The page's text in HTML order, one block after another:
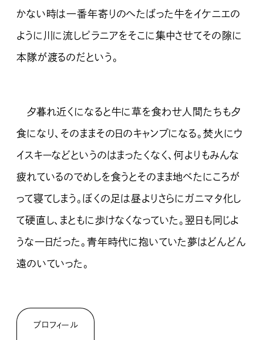
かない時は一番年寄りのへたばった牛をイケニエの
ように川に流しピラニアをそこに集中させてその隙に
本隊が渡るのだという。
夕暮れ近くになると牛に草を食わせ人間たちも夕
食になり、そのままその日のキャンプになる。焚火にウ
イスキーなどというのはまったくなく、何よりもみんな
疲れているのでめしを食うとそのまま地べたにころが
って寝てしまう。ぼくの足は昼よりさらにガニマタ化し
て硬直し、まともに歩けなくなっていた。翌日も同じよ
うな一日だった。青年時代に抱いていた夢はどんどん
遠のいていった。
プロフィール